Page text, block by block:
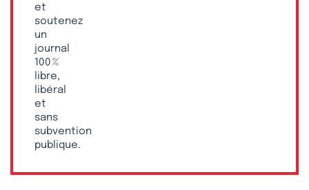
et
soutenez
un
journal
100 %
libre,
libéral
et
sans
subvention
publique.